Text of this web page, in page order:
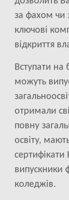
за фахом чи
ключові
відкриття
Вступати на
можуть
отримали
повну
освіту,
випускники
коледжів.